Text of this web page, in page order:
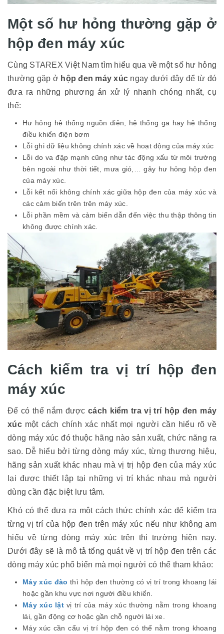
Một số hư hỏng thường gặp ở
hộp đen máy xúc
Cùng STAREX Việt Nam tìm hiểu qua về một số hư hỏng
thường gặp ở hộp đen máy xúc ngay dưới đây để từ đó
đưa ra những phương án xử lý nhanh chóng nhất, cụ
thể:
Hư hỏng hệ thống nguồn điện, hệ thống ga hay hệ thống
điều khiển điện bơm
Lỗi ghi dữ liệu không chính xác về hoạt động của máy xúc
Lỗi do va đập mạnh cũng như tác động xấu từ môi trường
bên ngoài như thời tiết, mưa gió,… gây hư hỏng hộp đen
của máy xúc.
Lỗi kết nối không chính xác giữa hộp đen của máy xúc và
các cảm biến trên trên máy xúc.
Lỗi phần mềm và cảm biến dẫn đến việc thu thập thông tin
không được chính xác.
Cách kiểm tra vị trí hộp đen
máy xúc
Để có thể nắm đượccách kiểm tra vị trí hộp đen máy
xúcmột cách chính xác nhất mọi người cần hiểu rõ về
dòng máy xúc đó thuộc hãng nào sản xuất, chức năng ra
sao. Dễ hiểu bởi từng dòng máy xúc, từng thương hiệu,
hãng sản xuất khác nhau mà vị trị hộp đen của máy xúc
lại được thiết lập tại những vị trí khác nhau mà người
dùng cần đặc biệt lưu tâm.
Khó có thể đưa ra một cách thức chính xác để kiểm tra
từng vị trí của hộp đen trên máy xúc nếu như không am
hiểu về từng dòng máy xúc trên thị trường hiện nay.
Dưới đây sẽ là mô tả tổng quát về vị trí hộp đen trên các
dòng máy xúc phổ biến mà mọi người có thể tham khảo:
Máy xúc đào thì hộp đen thường có vị trí trong khoang lái
hoặc gần khu vực nơi người điều khiển.
Máy xúc lậtvị trí của máy xúc thường nằm trong khoang
lái, gần động cơ hoặc gần chỗ người lái xe.
Máy xúc cần cẩu vị trí hộp đen có thể nằm trong khoang